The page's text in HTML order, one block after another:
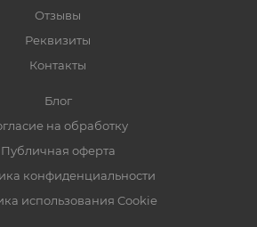
Отзывы
Реквизиты
Контакты
Блог
на обработку
Публичная оферта
конфиденциальности
использования Cookie